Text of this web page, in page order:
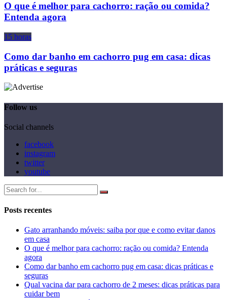
O que é melhor para cachorro: ração ou comida?
Entenda agora
15 horas
Como dar banho em cachorro pug em casa: dicas
práticas e seguras
Follow us
Social channels
facebook
instagram
twitter
youtube
Posts recentes
Gato arranhando móveis: saiba por que e como evitar danos
em casa
O que é melhor para cachorro: ração ou comida? Entenda
agora
Como dar banho em cachorro pug em casa: dicas práticas e
seguras
Qual vacina dar para cachorro de 2 meses: dicas práticas para
cuidar bem